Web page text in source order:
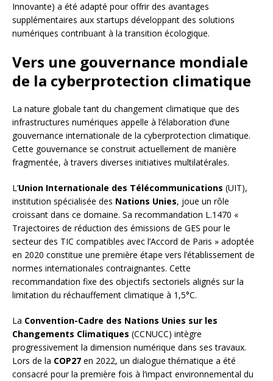
Innovante) a été adapté pour offrir des avantages
supplémentaires aux startups développant des solutions
numériques contribuant à la transition écologique.
Vers une gouvernance mondiale
de la cyberprotection climatique
La nature globale tant du changement climatique que des
infrastructures numériques appelle à l’élaboration d’une
gouvernance internationale de la cyberprotection climatique.
Cette gouvernance se construit actuellement de manière
fragmentée, à travers diverses initiatives multilatérales.
L’Union Internationale des Télécommunications (UIT),
institution spécialisée des Nations Unies, joue un rôle
croissant dans ce domaine. Sa recommandation L.1470 «
Trajectoires de réduction des émissions de GES pour le
secteur des TIC compatibles avec l’Accord de Paris » adoptée
en 2020 constitue une première étape vers l’établissement de
normes internationales contraignantes. Cette
recommandation fixe des objectifs sectoriels alignés sur la
limitation du réchauffement climatique à 1,5°C.
La Convention-Cadre des Nations Unies sur les
Changements Climatiques (CCNUCC) intègre
progressivement la dimension numérique dans ses travaux.
Lors de la COP27 en 2022, un dialogue thématique a été
consacré pour la première fois à l’impact environnemental du